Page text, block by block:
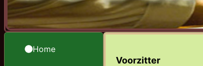
Home
Voorzitter